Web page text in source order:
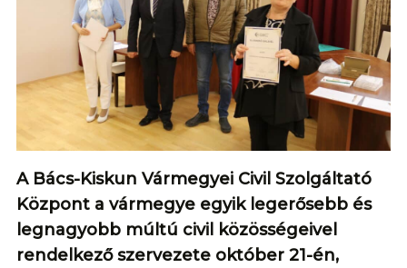
A Bács-Kiskun Vármegyei Civil Szolgáltató
Központ a vármegye egyik legerősebb és
legnagyobb múltú civil közösségeivel
rendelkező szervezete október 21-én,